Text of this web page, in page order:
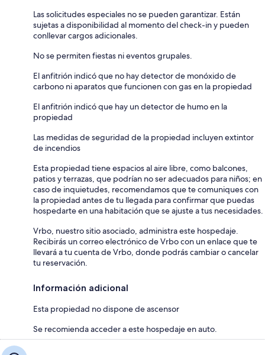
Las solicitudes especiales no se pueden garantizar. Están
sujetas a disponibilidad al momento del check-in y pueden
conllevar cargos adicionales.
No se permiten fiestas ni eventos grupales.
El anfitrión indicó que no hay detector de monóxido de
carbono ni aparatos que funcionen con gas en la propiedad
El anfitrión indicó que hay un detector de humo en la
propiedad
Las medidas de seguridad de la propiedad incluyen extintor
de incendios
Esta propiedad tiene espacios al aire libre, como balcones,
patios y terrazas, que podrían no ser adecuados para niños; en
caso de inquietudes, recomendamos que te comuniques con
la propiedad antes de tu llegada para confirmar que puedas
hospedarte en una habitación que se ajuste a tus necesidades.
Vrbo, nuestro sitio asociado, administra este hospedaje.
Recibirás un correo electrónico de Vrbo con un enlace que te
llevará a tu cuenta de Vrbo, donde podrás cambiar o cancelar
tu reservación.
Información adicional
Esta propiedad no dispone de ascensor
Se recomienda acceder a este hospedaje en auto.